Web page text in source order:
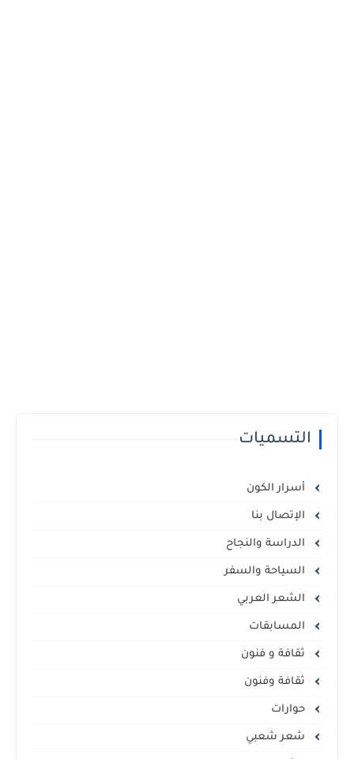
التسميات
أسرار الكون
الإتصال بنا
الدراسة والنجاح
السياحة والسفر
الشعر العربي
المسابقات
ثقافة و فنون
ثقافة وفنون
حوارات
شعر شعبي